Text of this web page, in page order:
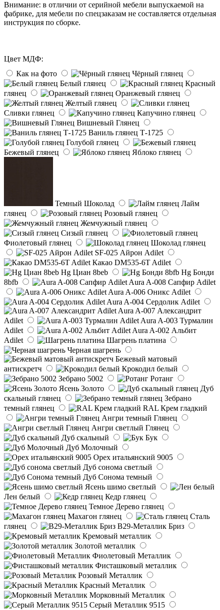
Внимание: в отличии от серийной мебели выпускаемой на
фабрике, для мебели по спецзаказам не составляется отдельная
инструкция по сборке.
Цвет МДФ:
Как на фото
Чёрный глянец
Белый глянец
Красный
глянец
Оранжевый глянец
Желтый глянец
Сливки глянец
Капучино глянец
Вишневый Глянец
Ваниль глянец Т-1725
Голубой глянец
Бежевый глянец
Яблоко глянец
Темный Шоколад
Лайм
глянец
Розовый глянец
Жемчужный глянец
Сизый глянец
Фиолетовый глянец
Шоколад глянец
SF-025 Айрон Adilet
Какао DM535-6T Adilet
Hg Циан 8beb
Hg Бонди
8bfb
Aura A-008 Сапфир Adilet
Aura A-006 Оникс Adilet
Aura A-004 Сердолик Adilet
Aura A-007 Александрит
Adilet
Aura A-003 Турмалин
Adilet
Aura A-002 Альбит
Adilet
Шагрень платина
Черная шагрень
Бежевый матовый
антискретч
Крокодил белый
Зебрано 5002
Ротанг
Ясень Золото
Дуб
скальный глянец
Зебрано
темный глянец
RAL Крем гладкий
Ангри темный Глянец
Ангри светлый Глянец
Дуб скальный
Бук
Дуб Молочный
Орех итальянский 9005
Дуб сонома светлый
Дуб Сонома темный
Ясень шимо светлый
Лен белый
Кедр глянец
Темное Дерево глянец
Махагон глянец
Сталь
глянец
B29-Металлик Бриз
Кремовый металлик
Золотой металлик
Фиолетовый Металлик
Фисташковый металлик
Розовый Металлик
Красный Металлик
Морковный Металлик
Серый Металлик 9515